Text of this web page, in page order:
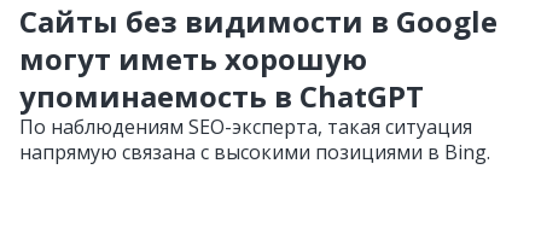
Сайты без видимости в Google
могут иметь хорошую
упоминаемость в ChatGPT
По наблюдениям SEO-эксперта, такая ситуация
напрямую связана с высокими позициями в Bing.